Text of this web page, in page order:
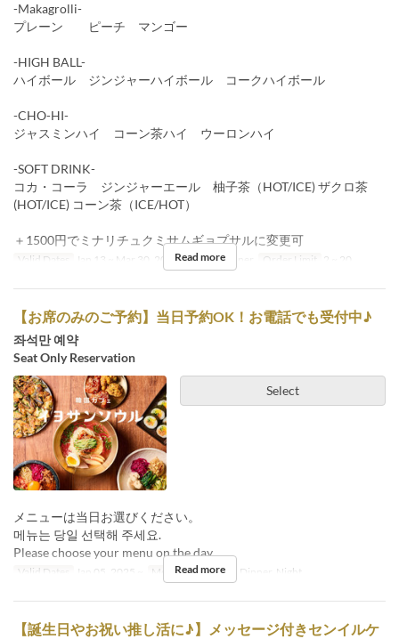
-Makagrolli-
プレーン ピーチ マンゴー
-HIGH BALL-
ハイボール ジンジャーハイボール コークハイボール
-CHO-HI-
ジャスミンハイ コーン茶ハイ ウーロンハイ
-SOFT DRINK-
コカ・コーラ ジンジャーエール 柚子茶（HOT/ICE) ザクロ茶
(HOT/ICE) コーン茶（ICE/HOT）
＋1500円でミナリチュクミサムギョプサルに変更可
Valid Dates Jan 13 ~ Mar 30, 2027 Meals Dinner Order Limit 2 ~ 20
Read more
【お席のみのご予約】当日予約OK！お電話でも受付中♪
좌석만 예약
Seat Only Reservation
Select
メニューは当日お選びください。
메뉴는 당일 선택해 주세요.
Please choose your menu on the day.
Valid Dates Jan 05, 2025 ~ Meals Lunch, Tea, Dinner, Night
Read more
【誕生日やお祝い推し活に♪】メッセージ付きセンイルケ